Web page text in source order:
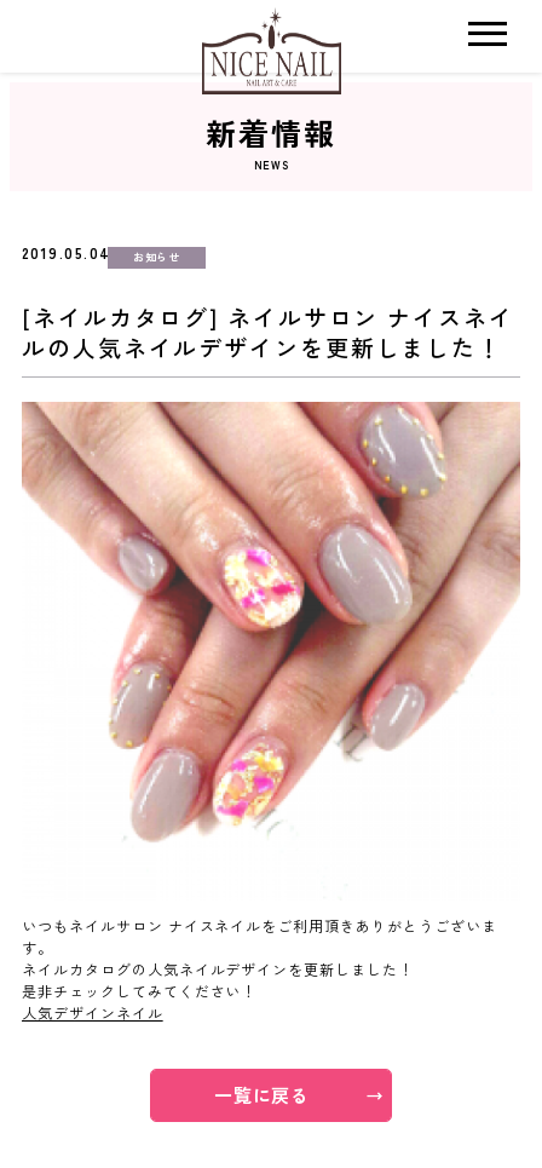
おすすめクーポン
料金メニュー
コンセプト
よくあるご質問
ご利用の流れ
取り扱いカラー
ネイル用語
新着情報
採用情報
新着情報
NEWS
2019.05.04 お知らせ
[ネイルカタログ] ネイルサロン ナイスネイ
ルの人気ネイルデザインを更新しました！
いつもネイルサロン ナイスネイルをご利用頂きありがとうございま
す。
ネイルカタログの人気ネイルデザインを更新しました！
是非チェックしてみてください！
人気デザインネイル
一覧に戻る